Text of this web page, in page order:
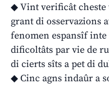
◆ Vint verificât
grant di osservazions
fenomen espansîf
dificoltâts par vie de
di cierts sîts a pet di
◆ Cinc agns indaûr a